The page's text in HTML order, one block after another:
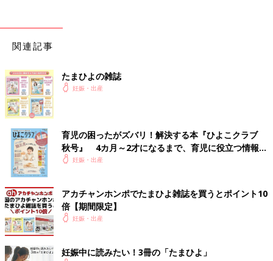
18:00前ぐらい 促進剤投入
18:45
夫召喚
時間不明 いきむ練習という名の拷問…
院長先生登場 内診しながらいきむ
痛すぎて叫び声がで始める。
院長先生退出
あと少しで麻酔できるよ！と言われる
「あと少しって何分ですか?!」と聞く私。
「あと数分だよ！」と教えてくれるが、その数分が長すぎた…
ここでココロ折れた。
助産師さんのアドバイスフル無視。全く言う事聞かん奴になっ
た。
絶叫してしまうわ、足閉じようとするわ、助産師さんの腰を掴ん
でたぐり寄せておなかに顔埋めて叫ぶ。
関連記事
たまひよの雑誌
妊娠・出産
育児の困ったがズバリ！解決する本『ひよこクラブ
秋号』 4カ月～2才になるまで、育児に役立つ情報が
いっぱい！
妊娠・出産
アカチャンホンポでたまひよ雑誌を買うとポイント10
倍【期間限定】
妊娠・出産
妊娠中に読みたい！3冊の「たまひよ」